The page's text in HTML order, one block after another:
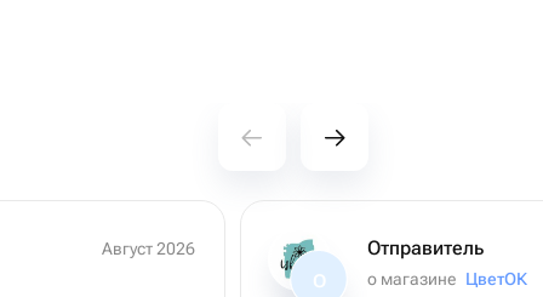
Август 2026
О
Отправитель
о магазине ЦветОК